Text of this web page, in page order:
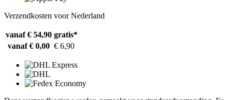
Verzendkosten voor Nederland
vanaf € 54,90 gratis*
vanaf € 0,00 € 6,90